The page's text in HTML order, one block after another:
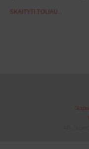
gyvenimo“.„Garsūs
dimensija. Mat
– apsilankyti jose
SKAITYTI TOLIAU...